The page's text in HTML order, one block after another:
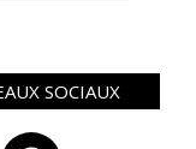
SOCIAUX